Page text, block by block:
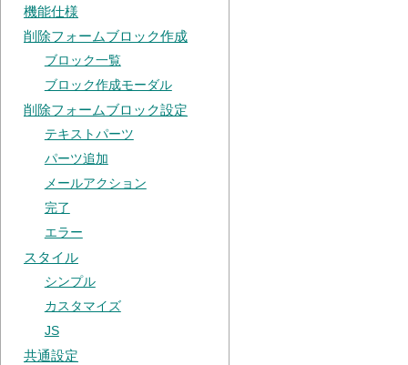
機能仕様
削除フォームブロック作成
ブロック一覧
ブロック作成モーダル
削除フォームブロック設定
テキストパーツ
パーツ追加
メールアクション
完了
エラー
スタイル
シンプル
カスタマイズ
JS
共通設定